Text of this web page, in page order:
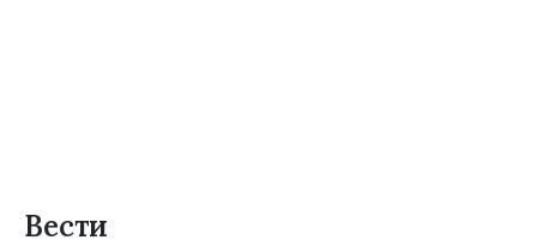
Вести